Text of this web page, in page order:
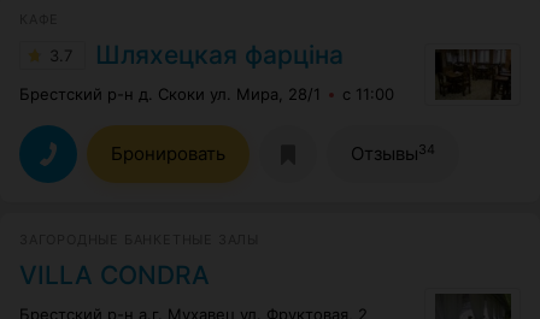
3.7 Шляхецкая фарцiна
Брестский р-н д. Скоки ул. Мира, 28/1 с 11:00
Бронировать Отзывы34
VILLA CONDRA
Брестский р-н а.г. Мухавец ул. Фруктовая, 2